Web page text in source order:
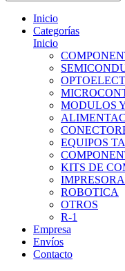
Inicio
Categorías
Inicio
MODULOS
EQUIPOS
KITS DE
ROBOTICA
OTROS
R-1
Empresa
Envíos
Contacto